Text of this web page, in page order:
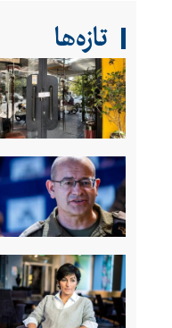
تازه‌ها